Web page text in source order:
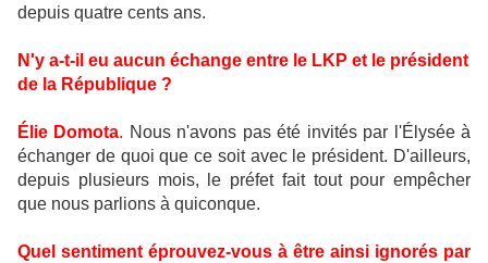
depuis quatre cents ans.
N'y a-t-il eu aucun échange entre le LKP et le président
de la République ?
Élie Domota. Nous n'avons pas été invités par l'Élysée à
échanger de quoi que ce soit avec le président. D'ailleurs,
depuis plusieurs mois, le préfet fait tout pour empêcher
que nous parlions à quiconque.
Quel sentiment éprouvez-vous à être ainsi ignorés par